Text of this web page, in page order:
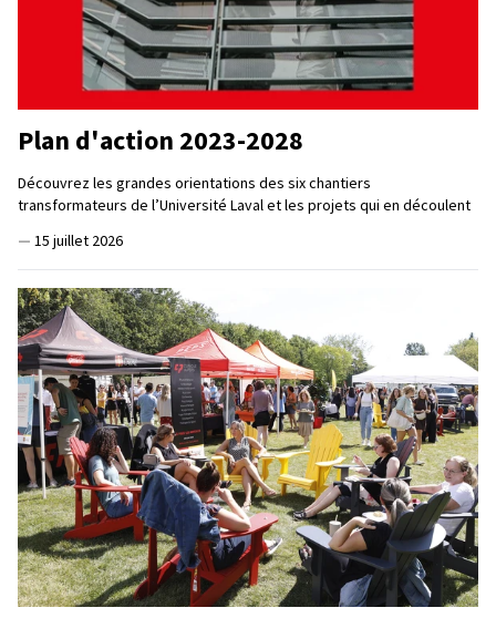
Plan d'action 2023-2028
Découvrez les grandes orientations des six chantiers
transformateurs de l’Université Laval et les projets qui en découlent
— 15 juillet 2026